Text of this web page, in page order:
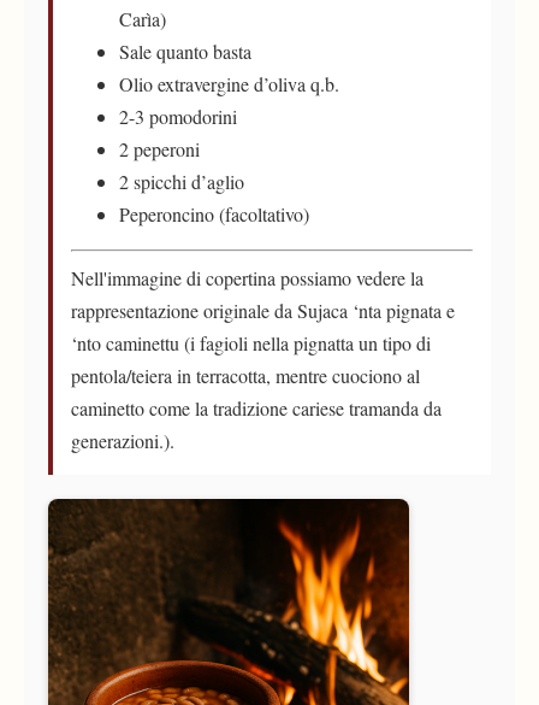
Carìa)
Sale quanto basta
Olio extravergine d’oliva q.b.
2-3 pomodorini
2 peperoni
2 spicchi d’aglio
Peperoncino (facoltativo)
Nell'immagine di copertina possiamo vedere la
rappresentazione originale da Sujaca ‘nta pignata e
‘nto caminettu (i fagioli nella pignatta un tipo di
pentola/teiera in terracotta, mentre cuociono al
caminetto come la tradizione cariese tramanda da
generazioni.).